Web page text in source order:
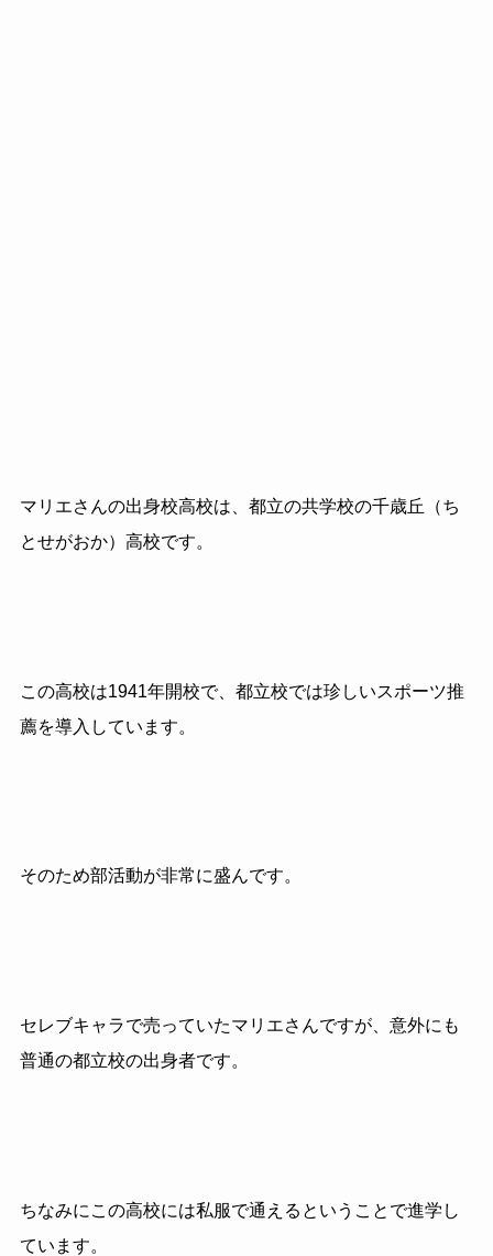
マリエさんの出身校高校は、都立の共学校の千歳丘（ち
とせがおか）高校です。
この高校は1941年開校で、都立校では珍しいスポーツ推
薦を導入しています。
そのため部活動が非常に盛んです。
セレブキャラで売っていたマリエさんですが、意外にも
普通の都立校の出身者です。
ちなみにこの高校には私服で通えるということで進学し
ています。